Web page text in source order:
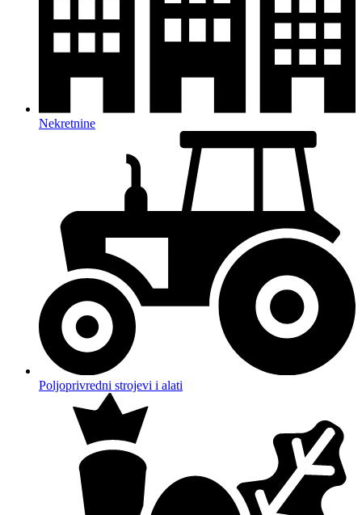
Nekretnine
Poljoprivredni strojevi i alati